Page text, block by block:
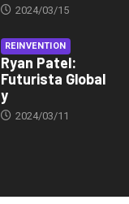
2024/03/15
REINVENTION
Ryan Patel:
Futurista Global
y
2024/03/11